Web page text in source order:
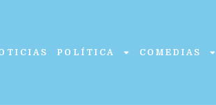
POLÍTICA COMEDIAS